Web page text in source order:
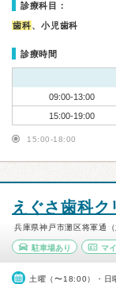
診療科目：
歯科、小児歯科
診療時間
09:00-13:00
15:00-19:00
15:00-18:00
えぐさ歯科ク
兵庫県神戸市灘区将軍通
駐車場あり マ
土曜（〜18:00）・日